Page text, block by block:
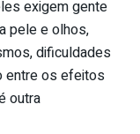
exigem gente
pele e olhos,
dificuldades
entre os efeitos
outra